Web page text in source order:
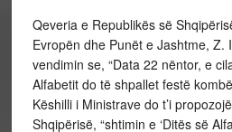
Qeveria e Republikës së
Evropën dhe Punët e Jashtme, Z.
vendimin se, “Data 22 nëntor, e
Alfabetit do të shpallet festë
Këshilli i Ministrave do t’i
Shqipërisë, “shtimin e ‘Ditës së